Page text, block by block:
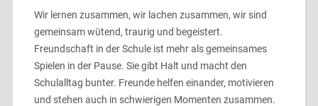
Wir lernen zusammen, wir lachen zusammen, wir sind
gemeinsam wütend, traurig und begeistert.
Freundschaft in der Schule ist mehr als gemeinsames
Spielen in der Pause. Sie gibt Halt und macht den
Schulalltag bunter. Freunde helfen einander, motivieren
und stehen auch in schwierigen Momenten zusammen.